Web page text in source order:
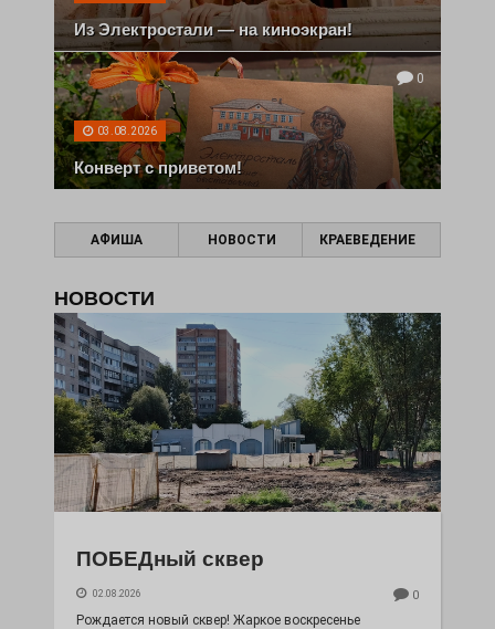
Из Электростали — на киноэкран!
0
03.08.2026
Конверт с приветом!
АФИША НОВОСТИ КРАЕВЕДЕНИЕ
НОВОСТИ
ПОБЕДный сквер
02.08.2026 0
Рождается новый сквер! Жаркое воскресенье